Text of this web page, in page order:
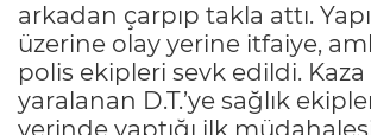
arkadan çarpıp takla attı.
üzerine olay yerine itfaiye,
polis ekipleri sevk edildi.
yaralanan D.T.’ye sağlık
yerinde yaptığı ilk